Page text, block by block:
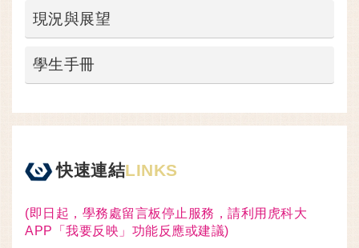
現況與展望
學生手冊
快速連結LINKS
(即日起，學務處留言板停止服務，請利用虎科大
APP「我要反映」功能反應或建議)